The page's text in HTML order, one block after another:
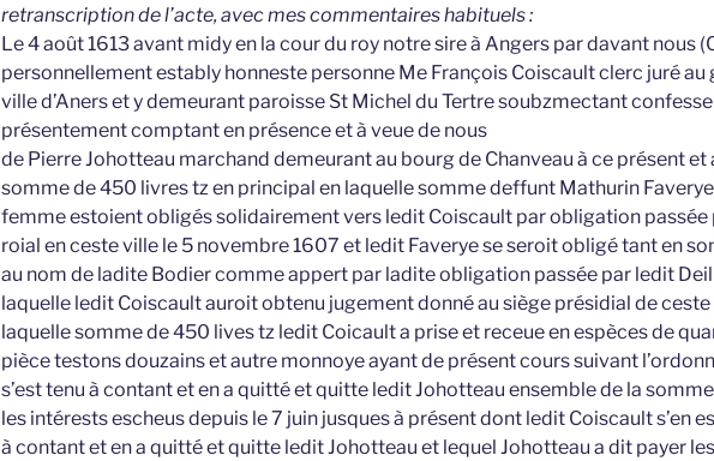
retranscription de l’acte, avec mes commentaires habituels :
Le 4 août 1613 avant midy en la cour du roy notre sire à Angers par davant nous
personnellement estably honneste personne Me François Coiscault clerc juré
ville d’Aners et y demeurant paroisse St Michel du Tertre soubzmectant
présentement comptant en présence et à veue de nous
de Pierre Johotteau marchand demeurant au bourg de Chanveau à ce présent
somme de 450 livres tz en principal en laquelle somme deffunt Mathurin
femme estoient obligés solidairement vers ledit Coiscault par obligation passée
roial en ceste ville le 5 novembre 1607 et ledit Faverye se seroit obligé tant en
au nom de ladite Bodier comme appert par ladite obligation passée par ledit
laquelle ledit Coiscault auroit obtenu jugement donné au siège présidial de
laquelle somme de 450 lives tz ledit Coicault a prise et receue en espèces de
pièce testons douzains et autre monnoye ayant de présent cours suivant
s’est tenu à contant et en a quitté et quitte ledit Johotteau ensemble de la
les intérests escheus depuis le 7 juin jusques à présent dont ledit Coiscault s’en
à contant et en a quitté et quitte ledit Johotteau et lequel Johotteau a dit payer